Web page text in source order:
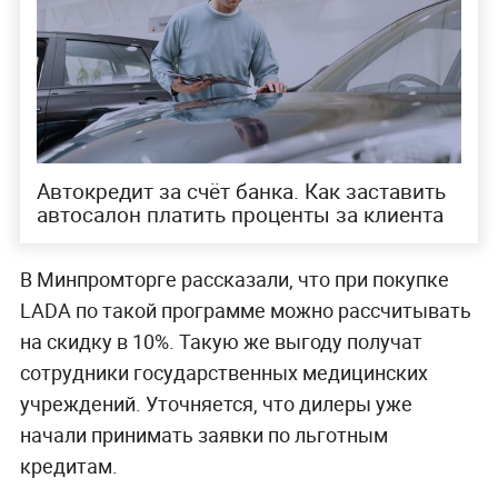
Автокредит за счёт банка. Как заставить
автосалон платить проценты за клиента
В Минпромторге рассказали, что при покупке
LADA по такой программе можно рассчитывать
на скидку в 10%. Такую же выгоду получат
сотрудники государственных медицинских
учреждений. Уточняется, что дилеры уже
начали принимать заявки по льготным
кредитам.